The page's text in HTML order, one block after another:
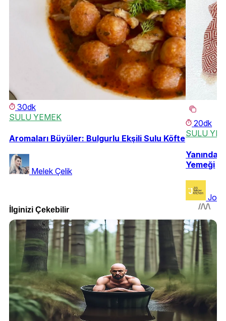
30dk
SULU YEMEK
Aromaları Büyüler: Bulgurlu Ekşili Sulu Köfte
Melek Çelik
20dk
SULU
Yanında
Yemeği